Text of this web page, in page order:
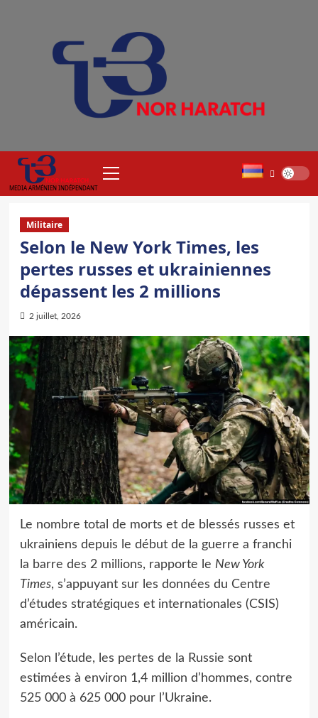
MEDIA ARMÉNIEN INDÉPENDANT
principal
Militaire
Selon le New York Times, les
pertes russes et ukrainiennes
dépassent les 2 millions
2 juillet, 2026
Le nombre total de morts et de blessés russes et
ukrainiens depuis le début de la guerre a franchi
la barre des 2 millions, rapporte le New York
Times, s’appuyant sur les données du Centre
d’études stratégiques et internationales (CSIS)
américain.
Selon l’étude, les pertes de la Russie sont
estimées à environ 1,4 million d’hommes, contre
525 000 à 625 000 pour l’Ukraine.